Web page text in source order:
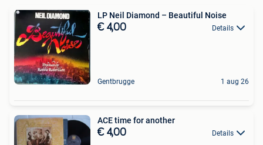
LP Neil Diamond – Beautiful Noise
€ 4,00 Details
Gentbrugge 1 aug 26
ACE time for another
€ 4,00 Details